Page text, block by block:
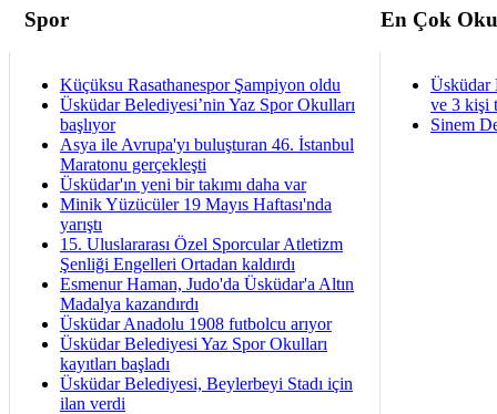
Spor En Çok
Küçüksu Rasathanespor Şampiyon oldu
Üsküdar Belediyesi’nin Yaz Spor Okulları
başlıyor
Asya ile Avrupa'yı buluşturan 46. İstanbul
Maratonu gerçekleşti
Üsküdar'ın yeni bir takımı daha var
Minik Yüzücüler 19 Mayıs Haftası'nda
yarıştı
15. Uluslararası Özel Sporcular Atletizm
Şenliği Engelleri Ortadan kaldırdı
Esmenur Haman, Judo'da Üsküdar'a Altın
Madalya kazandırdı
Üsküdar Anadolu 1908 futbolcu arıyor
Üsküdar Belediyesi Yaz Spor Okulları
kayıtları başladı
Üsküdar Belediyesi, Beylerbeyi Stadı için
ilan verdi
Üsküdar
ve 3 kişi
Sinem